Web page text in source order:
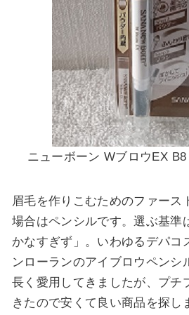
ニューボーン WブロウEX
眉毛を作りこむためのファース
場合はペンシルです。選ぶ基準
かなすぎず」 。いわゆるデパコ
ンローランのアイブロウペンシ
長く愛用してきましたが、プチ
きたので安くて良い商品 を探し